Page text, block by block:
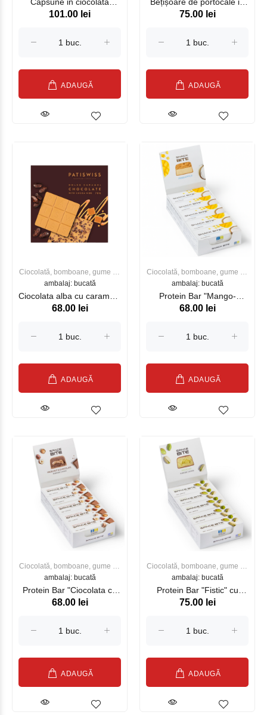
Capsune in ciocolata
neagra fara zahar
101.00 lei
ADAUGĂ
Bețișoare de portocale in
ciocolata neagra
75.00 lei
ADAUGĂ
Ciocolată, bomboane, gume de
mestecat
ambalaj: bucată
Ciocolata alba cu caramela
si boabe de cacao
68.00 lei
ADAUGĂ
Ciocolată, bomboane, gume de
mestecat
ambalaj: bucată
Protein Bar "Mango-
Cocos" cu ciocolata cu
68.00 lei
ADAUGĂ
Ciocolată, bomboane, gume de
mestecat
ambalaj: bucată
Protein Bar "Ciocolata cu
alune de padure" cu
68.00 lei
ADAUGĂ
Ciocolată, bomboane, gume de
mestecat
ambalaj: bucată
Protein Bar "Fistic" cu
ciocolata cu lapte
75.00 lei
ADAUGĂ